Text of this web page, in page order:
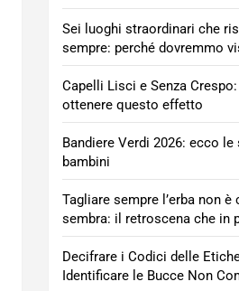
Sei luoghi straordinari che
sempre: perché dovremmo
Capelli Lisci e Senza
ottenere questo effetto
Bandiere Verdi 2026: ecco
bambini
Tagliare sempre l’erba non
sembra: il retroscena che in
Decifrare i Codici delle
Identificare le Bucce Non